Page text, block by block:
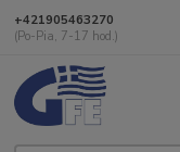
+421905463270
(Po-Pia, 7-17 hod.)